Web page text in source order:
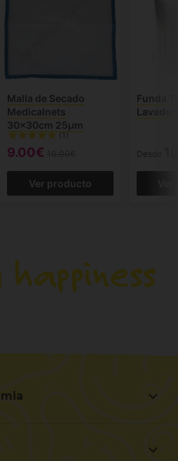
Malla de Secado
Medicalnets
30x30cm 25µm
(1)
9.00€
Ver producto
Funda
Desde